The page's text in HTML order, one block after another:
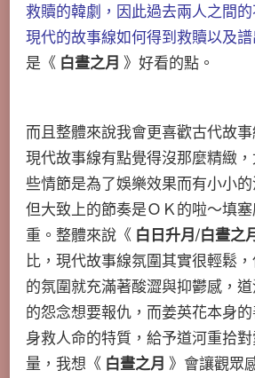
救贖的韓劇，因此過去兩人之間
現代的故事線如何得到救贖以及
是《 白晝之月 》好看的點。
而且整體來說我會更喜歡古代故事
現代故事線有點覺得沒那麼精緻
些情節是為了娛樂效果而有小小的
但大致上的節奏是ＯＫ的啦～填
重。整體來說《 白日升月/白晝之
比，現代故事線氛圍其實很輕鬆
的氛圍就充滿著酸澀與抑鬱感，
的怨念想要報仇，而姜英花本身
身救人命的特質，給予道河重拾
量，我想《 白晝之月 》會讓觀眾